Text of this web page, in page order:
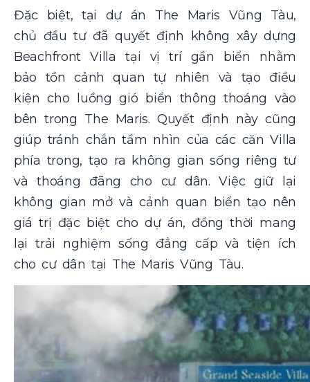
Đặc biệt, tại dự án The Maris Vũng Tàu,
chủ đầu tư đã quyết định không xây dựng
Beachfront Villa tại vị trí gần biển nhằm
bảo tồn cảnh quan tự nhiên và tạo điều
kiện cho luồng gió biển thông thoáng vào
bên trong The Maris. Quyết định này cũng
giúp tránh chắn tầm nhìn của các căn Villa
phía trong, tạo ra không gian sống riêng tư
và thoáng đãng cho cư dân. Việc giữ lại
không gian mở và cảnh quan biển tạo nên
giá trị đặc biệt cho dự án, đồng thời mang
lại trải nghiệm sống đẳng cấp và tiện ích
cho cư dân tại The Maris Vũng Tàu.